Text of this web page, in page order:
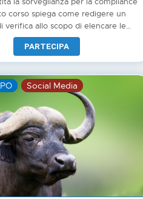
corso spiega come redigere un
verifica allo scopo di elencare le
dall’azienda per proteggere i dati,
della loro conformità alla normativa
se necessario, anche possibili azioni
proseguire nel percorso di
PARTECIPA
Social Media